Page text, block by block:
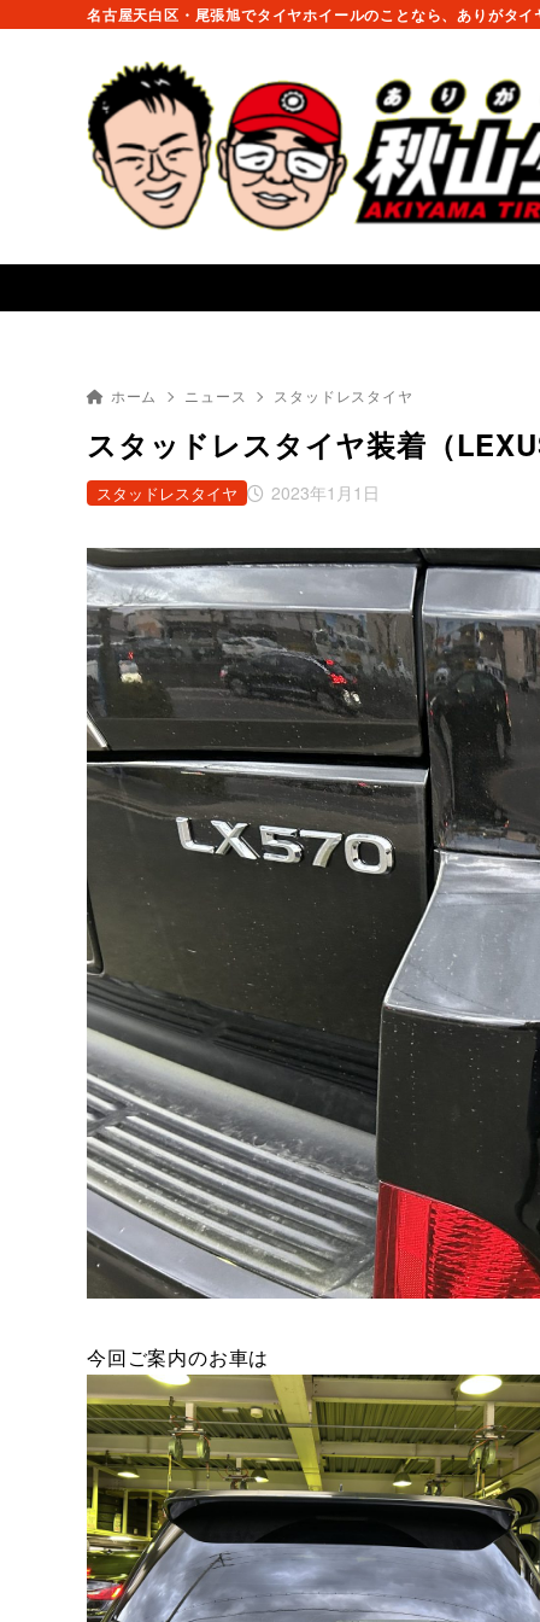
名古屋天白区・尾張旭でタイヤホイールのことなら、ありがタ
ホーム ニュース スタッドレスタイヤ
スタッドレスタイヤ装着（
2023年1月1日
スタッドレスタイヤ
今回ご案内のお車は